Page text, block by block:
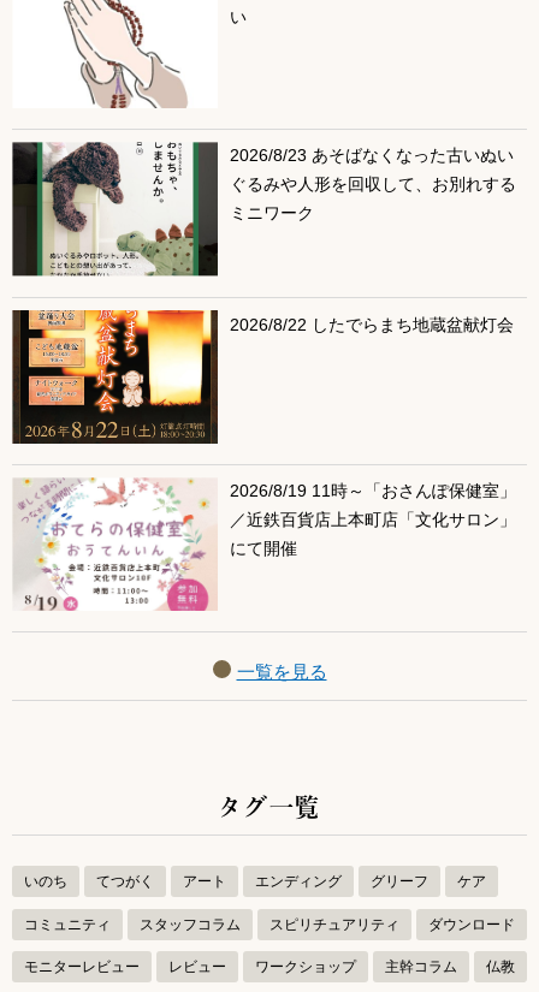
い
2026/8/23 あそばなくなった古いぬい
ぐるみや人形を回収して、お別れする
ミニワーク
2026/8/22 したでらまち地蔵盆献灯会
2026/8/19 11時～「おさんぽ保健室」
／近鉄百貨店上本町店「文化サロン」
にて開催
一覧を見る
タグ一覧
いのち てつがく アート エンディング グリーフ ケア
コミュニティ スタッフコラム スピリチュアリティ ダウンロード
モニターレビュー レビュー ワークショップ 主幹コラム 仏教